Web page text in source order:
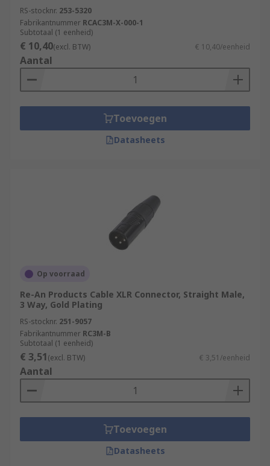
RS-stocknr. 253-5320
Fabrikantnummer RCAC3M-X-000-1
Subtotaal (1 eenheid)
€ 10,40(excl. BTW) € 10,40/eenheid
Aantal
Toevoegen
Datasheets
Op voorraad
Re-An Products Cable XLR Connector, Straight Male,
3 Way, Gold Plating
RS-stocknr. 251-9057
Fabrikantnummer RC3M-B
Subtotaal (1 eenheid)
€ 3,51(excl. BTW) € 3,51/eenheid
Aantal
Toevoegen
Datasheets